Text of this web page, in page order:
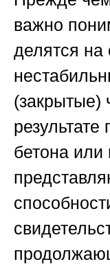
важно
делятся на
(закрытые)
бетона или